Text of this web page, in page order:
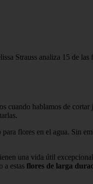
Strauss analiza 15 de
hablamos de
flores en el agua. Sin
una vida útil
a estas flores de larga